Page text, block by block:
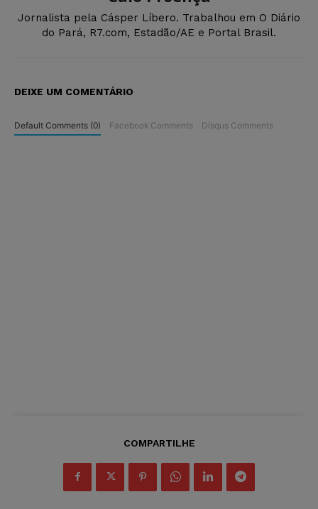
Jornalista pela Cásper Líbero. Trabalhou em O Diário
do Pará, R7.com, Estadão/AE e Portal Brasil.
DEIXE UM COMENTÁRIO
Default Comments (0) Facebook Comments Disqus Comments
COMPARTILHE